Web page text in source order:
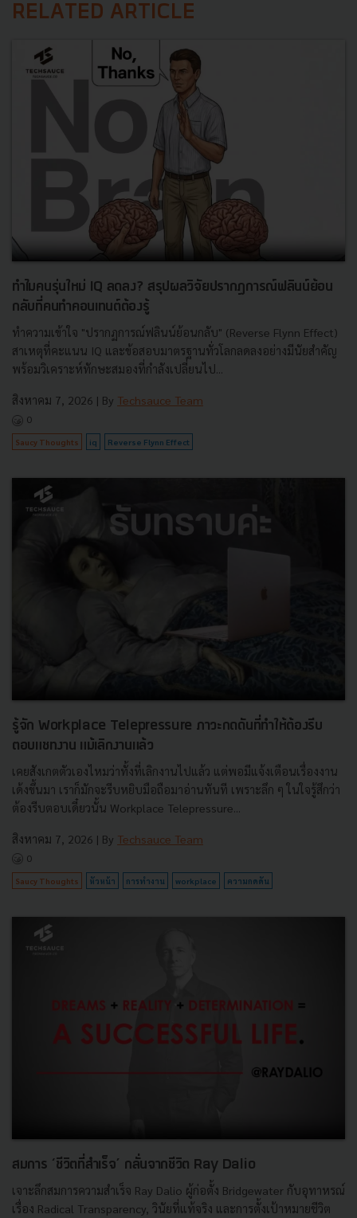
RELATED ARTICLE
ทำไมคนรุ่นใหม่ IQ ลดลง? สรุปผลวิจัยปรากฏการณ์ฟลินน์ย้อน
กลับที่คนทำคอนเทนต์ต้องรู้
ทำความเข้าใจ "ปรากฏการณ์ฟลินน์ย้อนกลับ" (Reverse Flynn Effect)
สาเหตุที่คะแนน IQ และข้อสอบมาตรฐานทั่วโลกลดลงอย่างมีนัยสำคัญ
พร้อมวิเคราะห์ทักษะสมองที่กำลังเปลี่ยนไป...
สิงหาคม 7, 2026 | By Techsauce Team
0
Saucy Thoughts iq Reverse Flynn Effect
รู้จัก Workplace Telepressure ภาวะกดดันที่ทำให้ต้องรีบ
ตอบแชทงาน แม้เลิกงานแล้ว
เคยสังเกตตัวเองไหมว่าทั้งที่เลิกงานไปแล้ว แต่พอมีแจ้งเตือนเรื่องงาน
เด้งขึ้นมา เราก็มักจะรีบหยิบมือถือมาอ่านทันที เพราะลึก ๆ ในใจรู้สึกว่า
ต้องรีบตอบเดี๋ยวนั้น Workplace Telepressure...
สิงหาคม 7, 2026 | By Techsauce Team
0
Saucy Thoughts หัวหน้า การทำงาน workplace ความกดดัน
สมการ ‘ชีวิตที่สำเร็จ’ กลั่นจากชีวิต Ray Dalio
เจาะลึกสมการความสำเร็จ Ray Dalio ผู้ก่อตั้ง Bridgewater กับอุทาหรณ์
เรื่อง Radical Transparency, วินัยที่แท้จริง และการตั้งเป้าหมายชีวิต